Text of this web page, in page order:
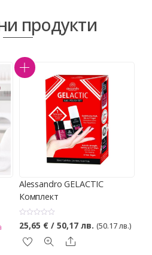
продукти
Alessandro GELACTIC
Комплект
О
ц
25,65 €/ 50,17 лв. (50.17 лв.)
Share